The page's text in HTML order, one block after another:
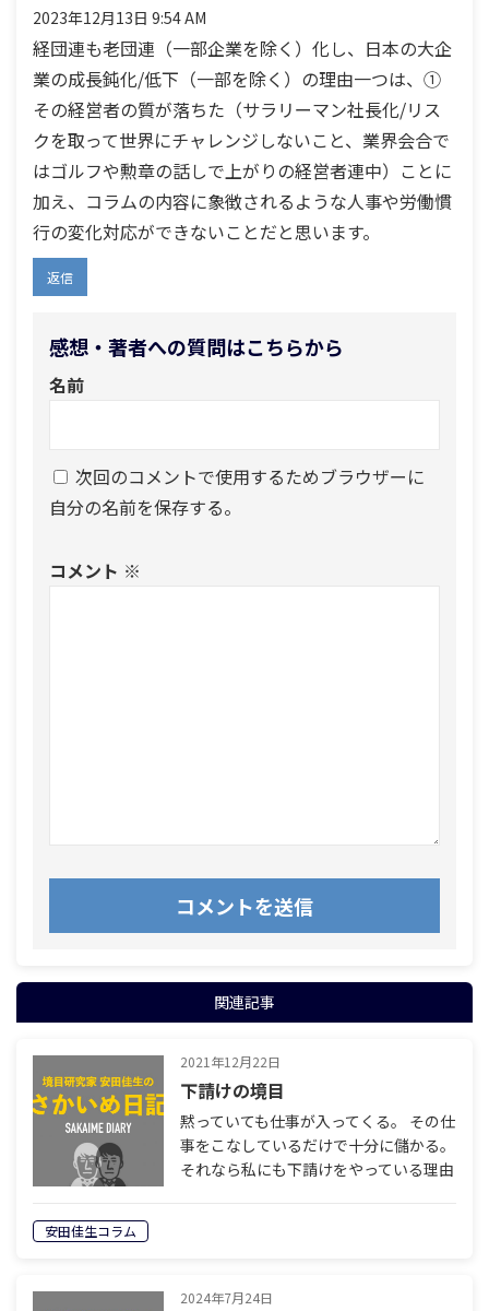
2023年12月13日 9:54 AM
経団連も老団連（一部企業を除く）化し、日本の大企
業の成長鈍化/低下（一部を除く）の理由一つは、①
その経営者の質が落ちた（サラリーマン社長化/リス
クを取って世界にチャレンジしないこと、業界会合で
はゴルフや勲章の話しで上がりの経営者連中）ことに
加え、コラムの内容に象徴されるような人事や労働慣
行の変化対応ができないことだと思います。
返信
感想・著者への質問はこちらから
名前
次回のコメントで使用するためブラウザーに
自分の名前を保存する。
コメント ※
関連記事
2021年12月22日
下請けの境目
黙っていても仕事が入ってくる。 その仕
事をこなしているだけで十分に儲かる。
それなら私にも下請けをやっている理由
安田佳生コラム
2024年7月24日